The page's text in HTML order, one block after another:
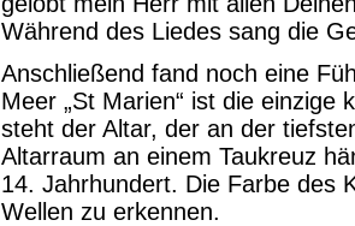
Während des Liedes sang die
Anschließend fand noch eine
Meer „St Marien“ ist die einzige
steht der Altar, der an der
Altarraum an einem Taukreuz
14. Jahrhundert. Die Farbe des
Wellen zu erkennen.